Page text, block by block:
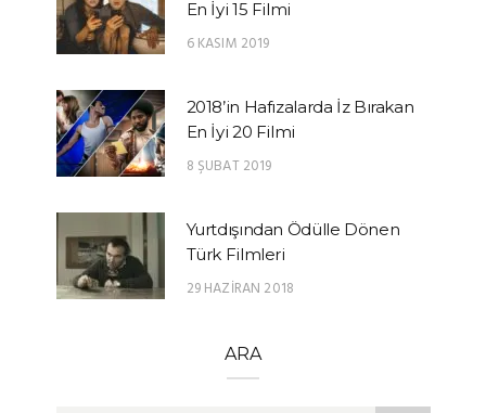
En İyi 15 Filmi
6 KASIM 2019
2018’in Hafızalarda İz Bırakan
En İyi 20 Filmi
8 ŞUBAT 2019
Yurtdışından Ödülle Dönen
Türk Filmleri
29 HAZIRAN 2018
ARA